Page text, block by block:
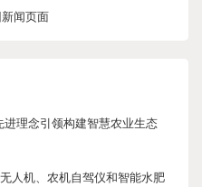
闻页面
进理念引领构建智慧农业生态
人机、农机自驾仪和智能水肥